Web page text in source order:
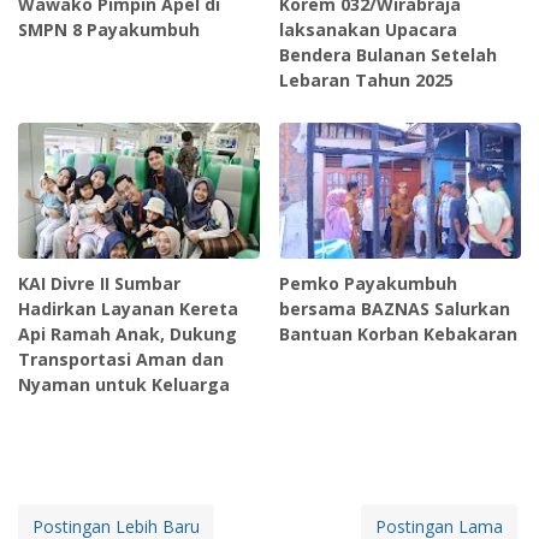
SMPN 8 Payakumbuh
laksanakan Upacara
Bendera Bulanan Setelah
Lebaran Tahun 2025
KAI Divre II Sumbar
Hadirkan Layanan Kereta
Api Ramah Anak, Dukung
Transportasi Aman dan
Nyaman untuk Keluarga
Pemko Payakumbuh
bersama BAZNAS Salurkan
Bantuan Korban Kebakaran
Postingan Lebih Baru Postingan Lama